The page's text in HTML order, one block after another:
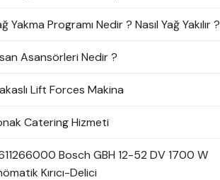
Yakma Programı Nedir ? Nasıl Yağ Yakılır ?
Asansörleri Nedir ?
Lift Forces Makina
Catering Hizmeti
Bosch GBH 12-52 DV 1700 W
Kırıcı-Delici